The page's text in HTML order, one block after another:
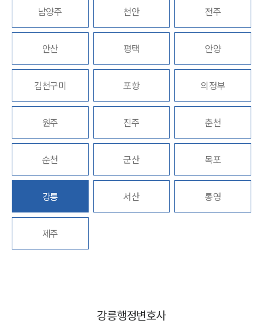
구성원 소개
소식/자료
언론보도
공지사항
법률 블로그
법률서식
세미나
대륜법률상담예약
남양주 천안 전주
안산 평택 안양
김천구미 포항 의정부
원주 진주 춘천
순천 군산 목포
강릉 서산 통영
제주
강릉행정변호사